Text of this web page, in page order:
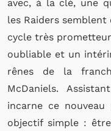
avec, à la clé, une
les Raiders
cycle très
oubliable et un
rênes de la
McDaniels.
incarne ce
objectif simple :